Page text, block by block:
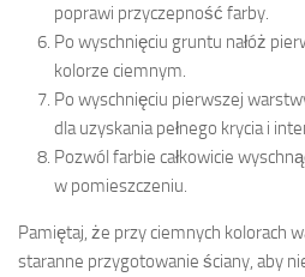
poprawi przyczepność farby.
Po wyschnięciu gruntu nałóż
kolorze ciemnym.
Po wyschnięciu pierwszej
dla uzyskania pełnego krycia i
Pozwól farbie całkowicie
w pomieszczeniu.
Pamiętaj, że przy ciemnych kolorach
staranne przygotowanie ściany, aby